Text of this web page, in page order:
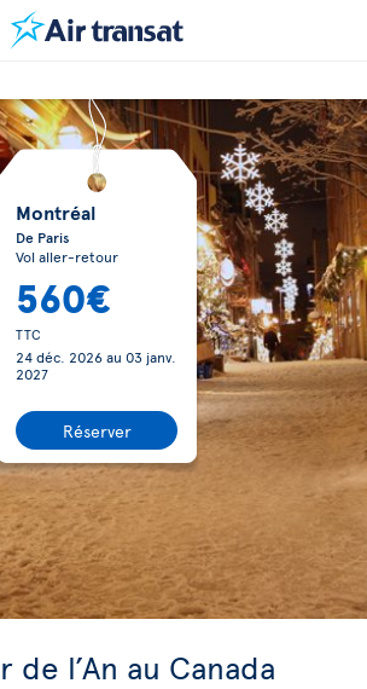
Montréal
De Paris
Vol aller-retour
560€
TTC
24 déc. 2026au 03 janv.
2027
Réserver
de l’An au Canada